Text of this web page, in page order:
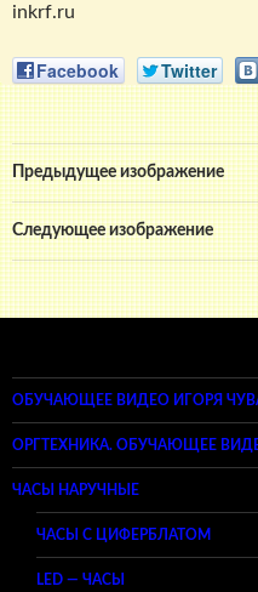
inkrf.ru
Facebook Twitter
Предыдущее изображение
Следующее изображение
ОБУЧАЮЩЕЕ ВИДЕО ИГОРЯ
ОРГТЕХНИКА. ОБУЧАЮЩЕЕ
ЧАСЫ НАРУЧНЫЕ
ЧАСЫ С ЦИФЕРБЛАТОМ
LED — ЧАСЫ